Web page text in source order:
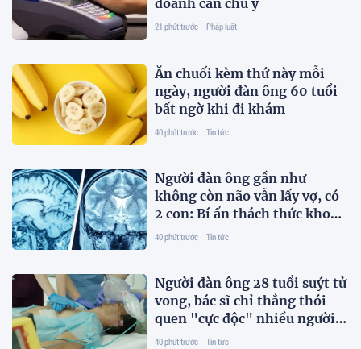
doanh cần chú ý
21 phút trước Pháp luật
Ăn chuối kèm thứ này mỗi
ngày, người đàn ông 60 tuổi
bất ngờ khi đi khám
40 phút trước Tin tức
Người đàn ông gần như
không còn não vẫn lấy vợ, có
2 con: Bí ẩn thách thức khoa
học
40 phút trước Tin tức
Người đàn ông 28 tuổi suýt tử
vong, bác sĩ chỉ thẳng thói
quen "cực độc" nhiều người
trẻ xem nhẹ
40 phút trước Tin tức